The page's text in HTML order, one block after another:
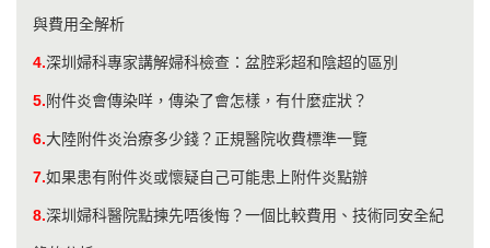
與費用全解析
4.​深圳婦科專家講解婦科檢查：盆腔彩超和陰超的區別
5.附件炎會傳染咩，傳染了會怎樣，有什麼症狀？
6.大陸附件炎治療多少錢？正規醫院收費標準一覽
7.如果患有附件炎或懷疑自己可能患上附件炎點辦
8.深圳婦科醫院點揀先唔後悔？一個比較費用、技術同安全紀